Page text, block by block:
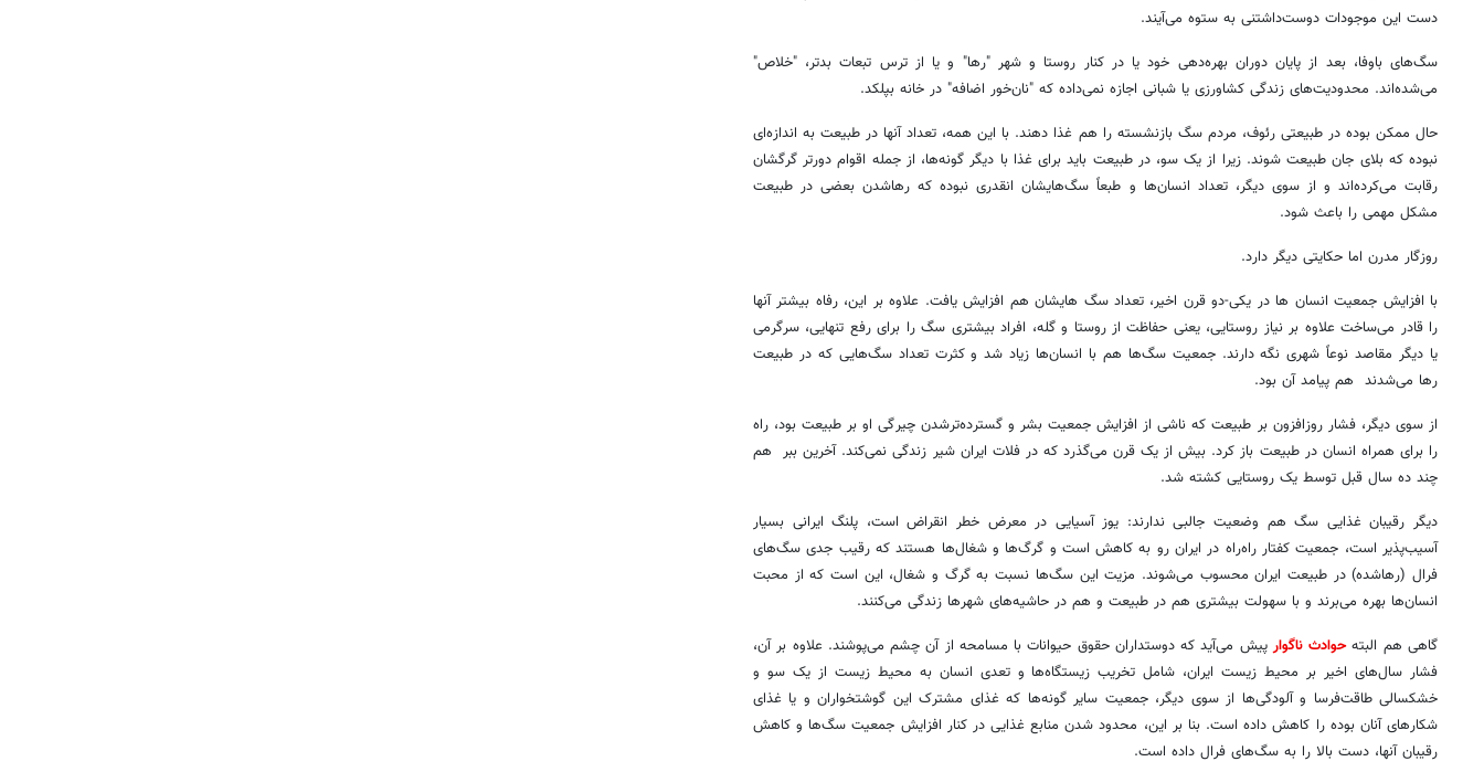
دست این موجودات دوست‌داشتنی به ستوه می‌آیند.
سگ‌های باوفا، بعد از پایان دوران بهره‌دهی خود یا در کنار روستا و شهر "رها" و یا از ترس تبعات بدتر، "خلاص"
می‌شده‌اند. محدودیت‌های زندگی کشاورزی یا شبانی اجازه نمی‌داده که "نان‌خور اضافه" در خانه بپلکد.
حال ممکن بوده در طبیعتی رئوف، مردم سگ بازنشسته را هم غذا دهند. با این همه، تعداد آنها در طبیعت به اندازه‌ای
نبوده که بلای جان طبیعت شوند. زیرا از یک سو، در طبیعت باید برای غذا با دیگر گونه‌ها، از جمله اقوام دورتر گرگشان
رقابت می‌کرده‌اند و از سوی دیگر، تعداد انسان‌ها و طبعاً سگ‌هایشان انقدری نبوده که رهاشدن بعضی در طبیعت
مشکل مهمی را باعث شود.
روزگار مدرن اما حکایتی دیگر دارد.
با افزایش جمعیت انسان ها در یکی-دو قرن اخیر، تعداد سگ هایشان هم افزایش یافت. علاوه بر این، رفاه بیشتر آنها
را قادر می‌ساخت علاوه بر نیاز روستایی، یعنی حفاظت از روستا و گله، افراد بیشتری سگ را برای رفع تنهایی، سرگرمی
یا دیگر مقاصد نوعاً شهری نگه دارند. جمعیت سگ‌ها هم با انسان‌ها زیاد شد و کثرت تعداد سگ‌هایی که در طبیعت
رها می‌شدند هم پیامد آن بود.
از سوی دیگر، فشار روزافزون بر طبیعت که ناشی از افزایش جمعیت بشر و گسترده‌ترشدن چیرگی او بر طبیعت بود، راه
را برای همراه انسان در طبیعت باز کرد. بیش از یک قرن می‌گذرد که در فلات ایران شیر زندگی نمی‌کند. آخرین ببر هم
چند ده سال قبل توسط یک روستایی کشته شد.
دیگر رقیبان غذایی سگ هم وضعیت جالبی ندارند: یوز آسیایی در معرض خطر انقراض است، پلنگ ایرانی بسیار
آسیب‌پذیر است، جمعیت کفتار راه‌راه در ایران رو به کاهش است و گرگ‌ها و شغال‌ها هستند که رقیب جدی سگ‌های
فرال (رهاشده) در طبیعت ایران محسوب می‌شوند. مزیت این سگ‌ها نسبت به گرگ و شغال، این است که از محبت
انسان‌ها بهره می‌برند و با سهولت بیشتری هم در طبیعت و هم در حاشیه‌های شهرها زندگی می‌کنند.
گاهی هم البتهحوادث ناگوار پیش می‌آید که دوستداران حقوق حیوانات با مسامحه از آن چشم می‌پوشند. علاوه بر آن،
فشار سال‌های اخیر بر محیط زیست ایران، شامل تخریب زیستگاه‌ها و تعدی انسان به محیط زیست از یک سو و
خشکسالی طاقت‌فرسا و آلودگی‌ها از سوی دیگر، جمعیت سایر گونه‌ها که غذای مشترک این گوشتخواران و یا غذای
شکارهای آنان بوده را کاهش داده است. بنا بر این، محدود شدن منابع غذایی در کنار افزایش جمعیت سگ‌ها و کاهش
رقیبان آنها، دست بالا را به سگ‌های فرال داده است.